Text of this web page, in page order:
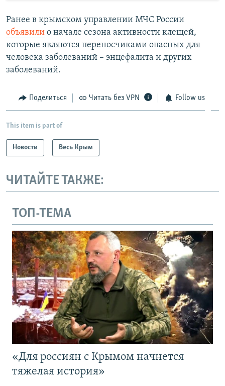
Ранее в крымском управлении МЧС России
объявили о начале сезона активности клещей,
которые являются переносчиками опасных для
человека заболеваний – энцефалита и других
заболеваний.
Поделиться Читать без VPN Follow us
This item is part of
Новости Весь Крым
ЧИТАЙТЕ ТАКЖЕ:
ТОП-ТЕМА
«Для россиян с Крымом начнется
тяжелая история»